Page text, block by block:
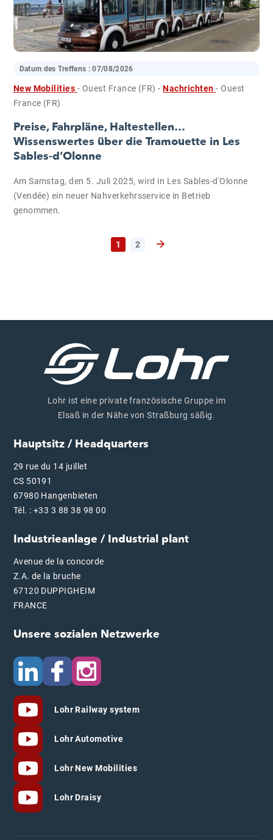
Datum des Treffens :07/08/2026
New Mobilities - Ouest France (FR)-Nachrichten- Ouest
France (FR)
Preise, Fahrpläne, Haltestellen…
Wissenswertes über die Tramouette in Les
Sables-d’Olonne
Am Samstag, den 5. Juli 2025, wird in Les Sables-d'Olonne
(Vendée) ein neuer Nahverkehrsservice in Betrieb
genommen.
1 2 Nächste Seite
Lohr ist eine private französische Gruppe im
Elsaß in der Nähe von Straßburg säßig.
Hauptsitz / Headquarters
29 rue du 14 juillet
CS 50191
67980 Hangenbieten
Tél. : +33 3 88 38 98 00
Industrieanlage / Industrial plant
Avenue de la concorde
Z.A. de la bruche
67120 DUPPIGHEIM
FRANCE
Unsere sozialen Netzwerke
Lohr Railway system
Lohr Automotive
Lohr New Mobilities
Lohr Draisy